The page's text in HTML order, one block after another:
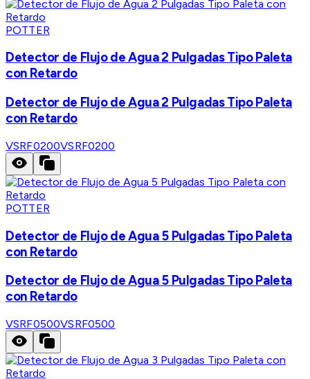
POTTER
Detector de Flujo de Agua 2 Pulgadas Tipo Paleta
con Retardo
Detector de Flujo de Agua 2 Pulgadas Tipo Paleta
con Retardo
VSRF0200VSRF0200
POTTER
Detector de Flujo de Agua 5 Pulgadas Tipo Paleta
con Retardo
Detector de Flujo de Agua 5 Pulgadas Tipo Paleta
con Retardo
VSRF0500VSRF0500